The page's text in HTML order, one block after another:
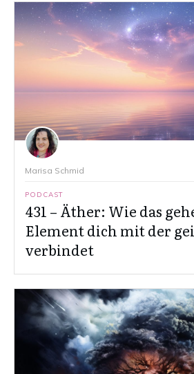
Marisa Schmid
PODCAST
431 – Äther: Wie das
Element dich mit der
verbindet